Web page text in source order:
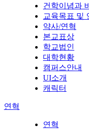
건학이념과
교육목표 및
약사/연혁
본교표상
학교법인
대학현황
캠퍼스안내
UI소개
캐릭터
연혁
연혁